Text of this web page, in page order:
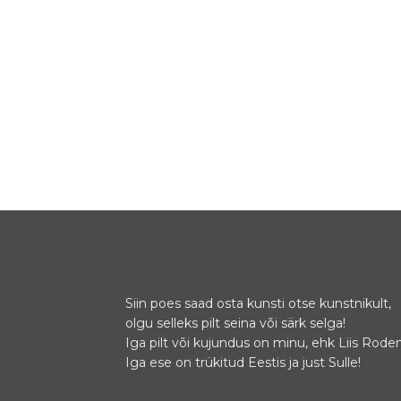
Siin poes saad osta kunsti otse kunstnikult,
olgu selleks pilt seina või särk selga!
Iga pilt või kujundus on minu, ehk Liis
Iga ese on trükitud Eestis ja just Sulle!